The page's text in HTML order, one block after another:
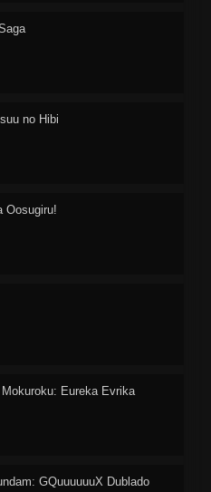
no Hibi
Oosugiru!
Eureka Evrika
GQuuuuuuX Dublado